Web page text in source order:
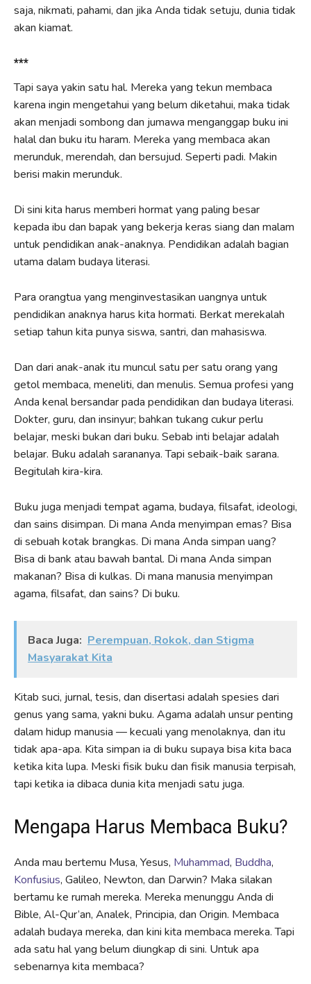
saja, nikmati, pahami, dan jika Anda tidak setuju, dunia tidak
akan kiamat.
***
Tapi saya yakin satu hal. Mereka yang tekun membaca
karena ingin mengetahui yang belum diketahui, maka tidak
akan menjadi sombong dan jumawa menganggap buku ini
halal dan buku itu haram. Mereka yang membaca akan
merunduk, merendah, dan bersujud. Seperti padi. Makin
berisi makin merunduk.
Di sini kita harus memberi hormat yang paling besar
kepada ibu dan bapak yang bekerja keras siang dan malam
untuk pendidikan anak-anaknya. Pendidikan adalah bagian
utama dalam budaya literasi.
Para orangtua yang menginvestasikan uangnya untuk
pendidikan anaknya harus kita hormati. Berkat merekalah
setiap tahun kita punya siswa, santri, dan mahasiswa.
Dan dari anak-anak itu muncul satu per satu orang yang
getol membaca, meneliti, dan menulis. Semua profesi yang
Anda kenal bersandar pada pendidikan dan budaya literasi.
Dokter, guru, dan insinyur; bahkan tukang cukur perlu
belajar, meski bukan dari buku. Sebab inti belajar adalah
belajar. Buku adalah sarananya. Tapi sebaik-baik sarana.
Begitulah kira-kira.
Buku juga menjadi tempat agama, budaya, filsafat, ideologi,
dan sains disimpan. Di mana Anda menyimpan emas? Bisa
di sebuah kotak brangkas. Di mana Anda simpan uang?
Bisa di bank atau bawah bantal. Di mana Anda simpan
makanan? Bisa di kulkas. Di mana manusia menyimpan
agama, filsafat, dan sains? Di buku.
Baca Juga: Perempuan, Rokok, dan Stigma
Masyarakat Kita
Kitab suci, jurnal, tesis, dan disertasi adalah spesies dari
genus yang sama, yakni buku. Agama adalah unsur penting
dalam hidup manusia — kecuali yang menolaknya, dan itu
tidak apa-apa. Kita simpan ia di buku supaya bisa kita baca
ketika kita lupa. Meski fisik buku dan fisik manusia terpisah,
tapi ketika ia dibaca dunia kita menjadi satu juga.
Mengapa Harus Membaca Buku?
Anda mau bertemu Musa, Yesus, Muhammad, Buddha,
Konfusius, Galileo, Newton, dan Darwin? Maka silakan
bertamu ke rumah mereka. Mereka menunggu Anda di
Bible, Al-Qur’an, Analek, Principia, dan Origin. Membaca
adalah budaya mereka, dan kini kita membaca mereka. Tapi
ada satu hal yang belum diungkap di sini. Untuk apa
sebenarnya kita membaca?